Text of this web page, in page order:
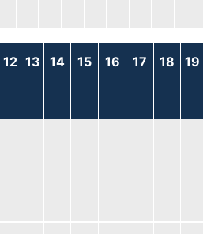
12 13 14 15 16 17 18 19